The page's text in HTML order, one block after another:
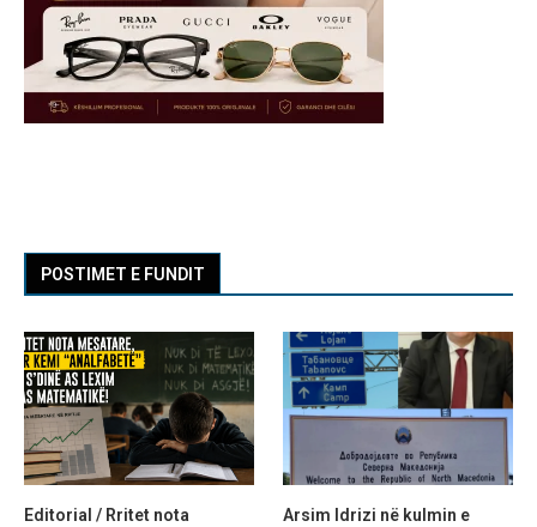
POSTIMET E FUNDIT
Editorial / Rritet nota
Arsim Idrizi në kulmin e